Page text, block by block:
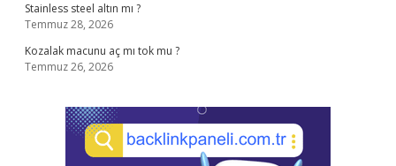
Stainless steel altın mı ?
Temmuz 28, 2026
Kozalak macunu aç mı tok mu ?
Temmuz 26, 2026